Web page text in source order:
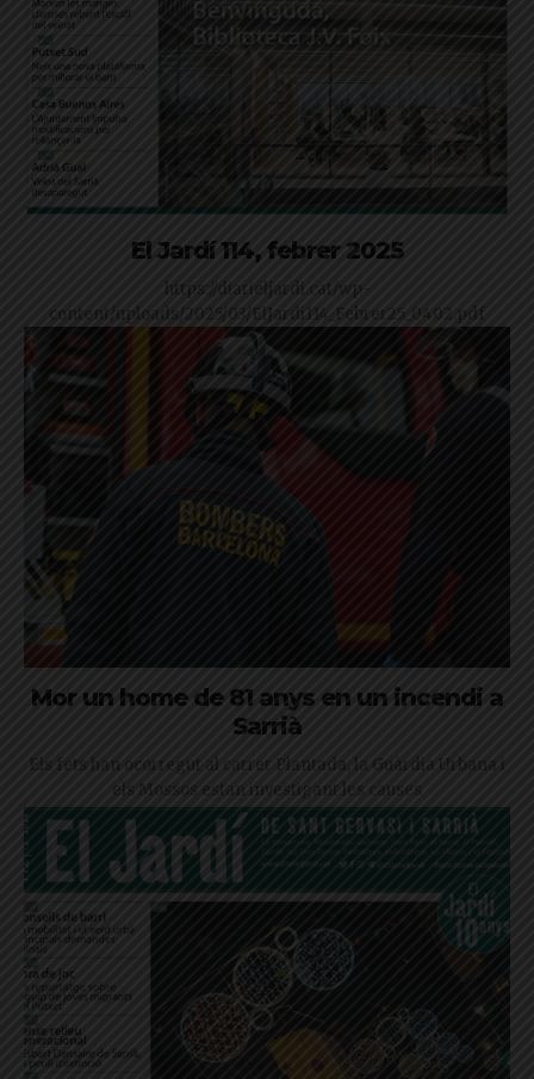
El Jardí 114, febrer 2025
https://diarieljardi.cat/wp-
content/uploads/2025/03/ElJardi114_Febrer25_0402.pdf
Mor un home de 81 anys en un incendi a
Sarrià
Els fets han ocorregut al carrer Plantada, la Guàrdia Urbana i
els Mossos estan investigant les causes